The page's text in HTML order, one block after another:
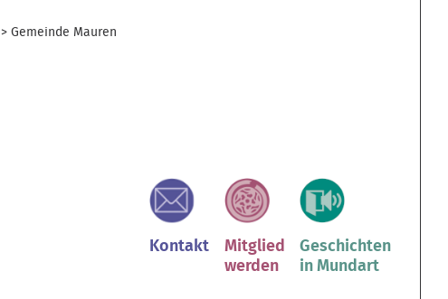
>Gemeinde Mauren
Kontakt
Mitglied
werden
Geschichten
in Mundart